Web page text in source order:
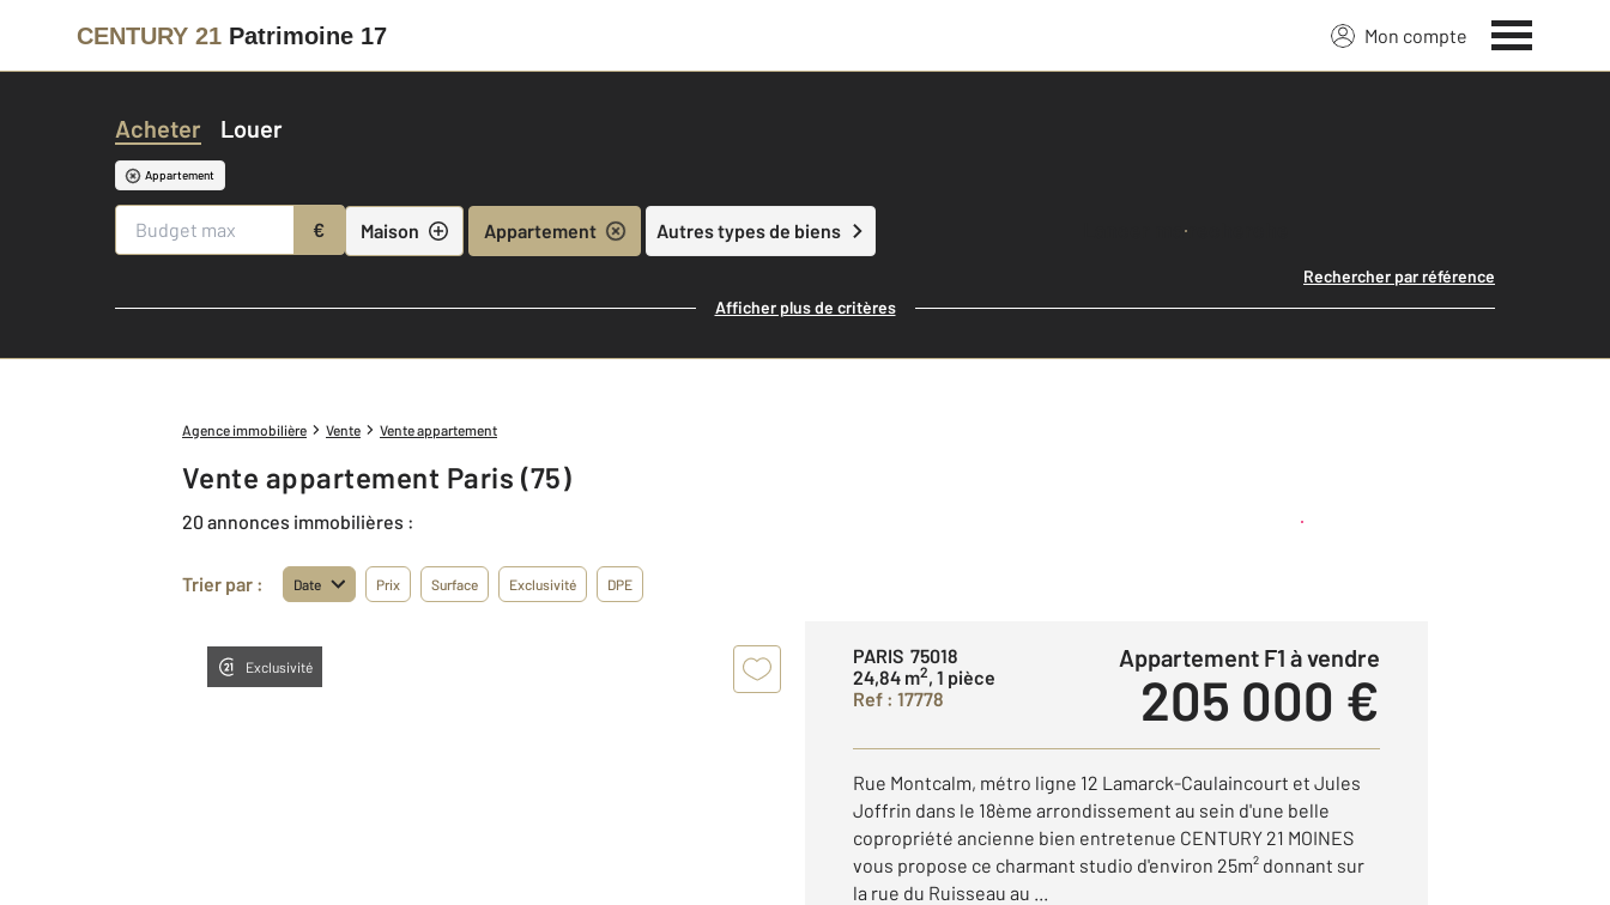
CENTURY 21 Patrimoine 17 Mon compte
Acheter Louer
Appartement
€ Maison Appartement Autres types de biens Lancer ma recherche
Rechercher par référence
Afficher plus de critères
Agence immobilière Vente Vente appartement
Vente appartement Paris (75)
20 annonces immobilières : Créer une alerte
Trier par : Date Prix Surface Exclusivité DPE
Exclusivité
PARIS 75018
24,84 m2, 1 pièce
Ref : 17778
Appartement F1 à vendre
205 000 €
Rue Montcalm, métro ligne 12 Lamarck-Caulaincourt et Jules
Joffrin dans le 18ème arrondissement au sein d'une belle
copropriété ancienne bien entretenue CENTURY 21 MOINES
vous propose ce charmant studio d'environ 25m² donnant sur
la rue du Ruisseau au ...